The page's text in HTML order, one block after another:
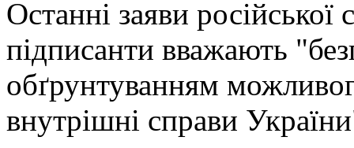
Останні заяви
підписанти вважають
обґрунтуванням
внутрішні справи